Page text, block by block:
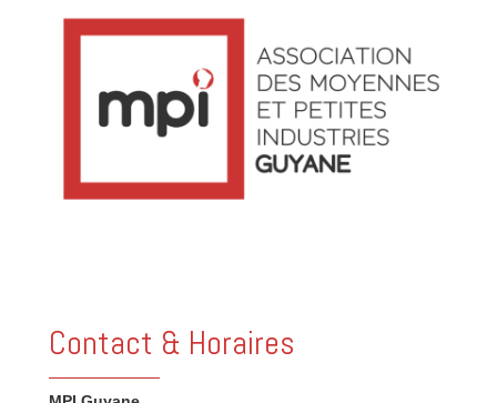
Contact & Horaires